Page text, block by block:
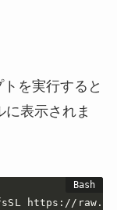
を実行すると
表示されま
https://